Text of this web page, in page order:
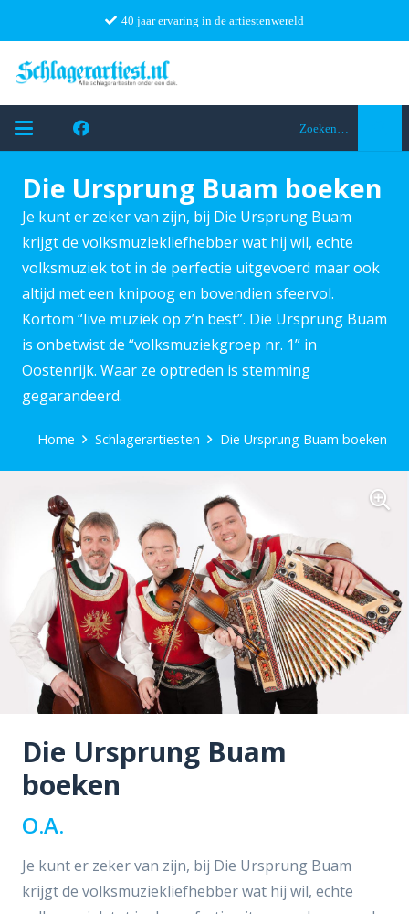
40 jaar ervaring in de artiestenwereld
Zoeken…
Die Ursprung Buam boeken
Je kunt er zeker van zijn, bij Die Ursprung Buam
krijgt de volksmuziekliefhebber wat hij wil, echte
volksmuziek tot in de perfectie uitgevoerd maar ook
altijd met een knipoog en bovendien sfeervol.
Kortom “live muziek op z’n best”. Die Ursprung Buam
is onbetwist de “volksmuziekgroep nr. 1” in
Oostenrijk. Waar ze optreden is stemming
gegarandeerd.
Home Schlagerartiesten Die Ursprung Buam boeken
Die Ursprung Buam
boeken
O.A.
Je kunt er zeker van zijn, bij Die Ursprung Buam
krijgt de volksmuziekliefhebber wat hij wil, echte